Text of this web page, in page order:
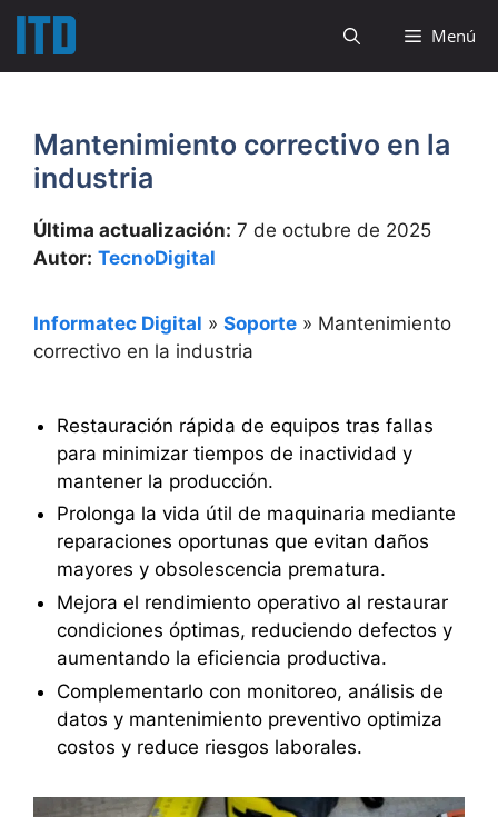
Saltar
contenido
Menú
Mantenimiento correctivo en la
industria
Última actualización: 7 de octubre de 2025
Autor: TecnoDigital
Informatec Digital » Soporte » Mantenimiento
correctivo en la industria
Restauración rápida de equipos tras fallas
para minimizar tiempos de inactividad y
mantener la producción.
Prolonga la vida útil de maquinaria mediante
reparaciones oportunas que evitan daños
mayores y obsolescencia prematura.
Mejora el rendimiento operativo al restaurar
condiciones óptimas, reduciendo defectos y
aumentando la eficiencia productiva.
Complementarlo con monitoreo, análisis de
datos y mantenimiento preventivo optimiza
costos y reduce riesgos laborales.